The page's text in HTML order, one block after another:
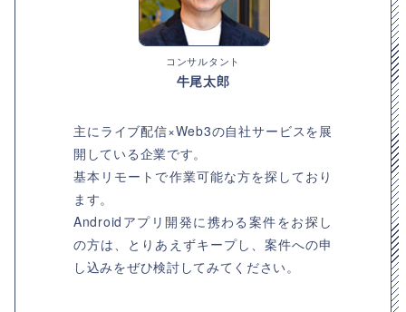
コンサルタント
牛尾太郎
主にライブ配信×Web3の自社サービスを展
開している企業です。
基本リモートで作業可能な方を探しており
ます。
Androidアプリ開発に携わる案件をお探し
の方は、とりあえずキープし、案件への申
し込みをぜひ検討してみてください。